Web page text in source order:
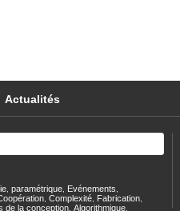
Actualités
paramétrique Evénements
Complexité Fabrication
de la conception Algorithmique